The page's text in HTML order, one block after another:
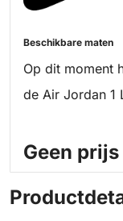
Beschikbare maten
Op dit moment
de Air Jordan 1
Geen